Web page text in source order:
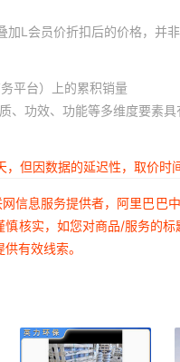
L会员价折扣后的价格，并非
平台）上的累积销量
、功效、功能等多维度要素
但因数据的延迟性，取价时
信息服务提供者，阿里巴
核实，如您对商品/服务的
有效线索。